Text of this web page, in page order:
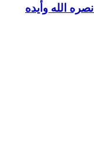
الله وأيده